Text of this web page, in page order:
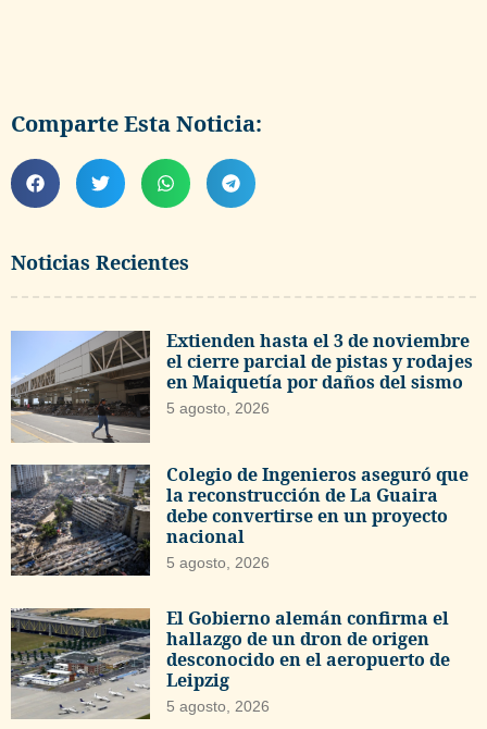
Noticias Recientes
Extienden hasta el 3 de noviembre
el cierre parcial de pistas y rodajes
en Maiquetía por daños del sismo
5 agosto, 2026
Colegio de Ingenieros aseguró que
la reconstrucción de La Guaira
debe convertirse en un proyecto
nacional
5 agosto, 2026
El Gobierno alemán confirma el
hallazgo de un dron de origen
desconocido en el aeropuerto de
Leipzig
5 agosto, 2026
Comparte Esta Noticia: